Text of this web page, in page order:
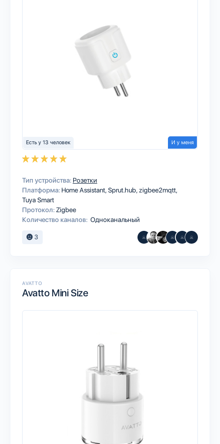
Есть у 13 человек И у меня
Тип устройства: Розетки
Платформа: Home AssistantSprut.hubzigbee2mqtt
Tuya Smart
Протокол: Zigbee
Количество каналов: Одноканальный
3
AVATTO
Avatto Mini Size